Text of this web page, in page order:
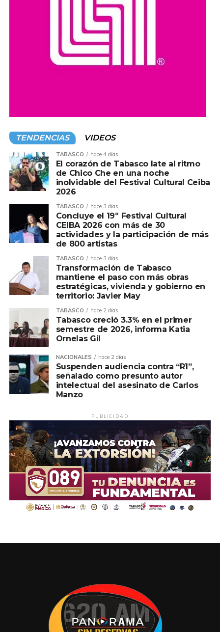
comunidades en todo el estado.
TENDENCIAS VIDEOS
TABASCO hace 4 días
El corazón de Tabasco late al ritmo
de Chico Che en una noche
inolvidable del Festival Cultural Ceiba
2026
TABASCO hace 3 días
Concluye el 19º Festival Cultural
CEIBA 2026 con más de 30
actividades y la participación de más
de 800 artistas
TABASCO hace 3 días
Transformación de Tabasco
mantiene el paso con más obras
estratégicas, vivienda y gobierno en
territorio: Javier May
TABASCO hace 2 días
Tabasco creció 3.3% en el primer
semestre de 2026, informa Katia
Ornelas Gil
NACIONALES hace 2 días
Suspenden audiencia contra “R1”,
señalado como presunto autor
intelectual del asesinato de Carlos
Manzo
PUBLICIDAD